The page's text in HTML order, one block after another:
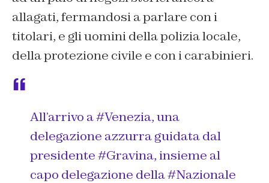
allagati, fermandosi a parlare con i
titolari, e gli uomini della polizia locale,
della protezione civile e con i carabinieri.
All’arrivo a#Venezia, una
delegazione azzurra guidata dal
presidente#Gravina, insieme al
capo delegazione della#Nazionale